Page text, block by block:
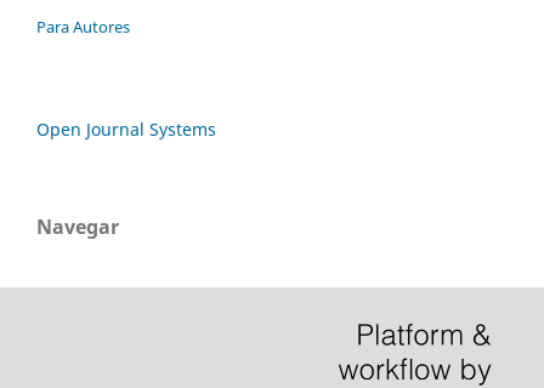
Para Autores
Open Journal Systems
Navegar